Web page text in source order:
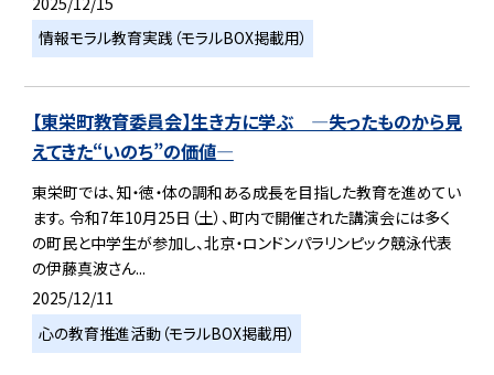
情報モラル教育実践（モラルBOX掲載用）
【東栄町教育委員会】生き方に学ぶ ―失ったものから見
えてきた“いのち”の価値―
東栄町では、知・徳・体の調和ある成長を目指した教育を進めてい
ます。 令和7年10月25日（土）、町内で開催された講演会には多く
の町民と中学生が参加し、北京・ロンドンパラリンピック競泳代表
の伊藤真波さん...
2025/12/11
心の教育推進活動（モラルBOX掲載用）